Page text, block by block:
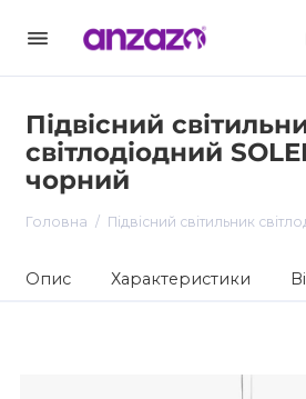
Підвісний
світлодіодний
чорний
Головна Підвісний світильник
Опис Характеристики